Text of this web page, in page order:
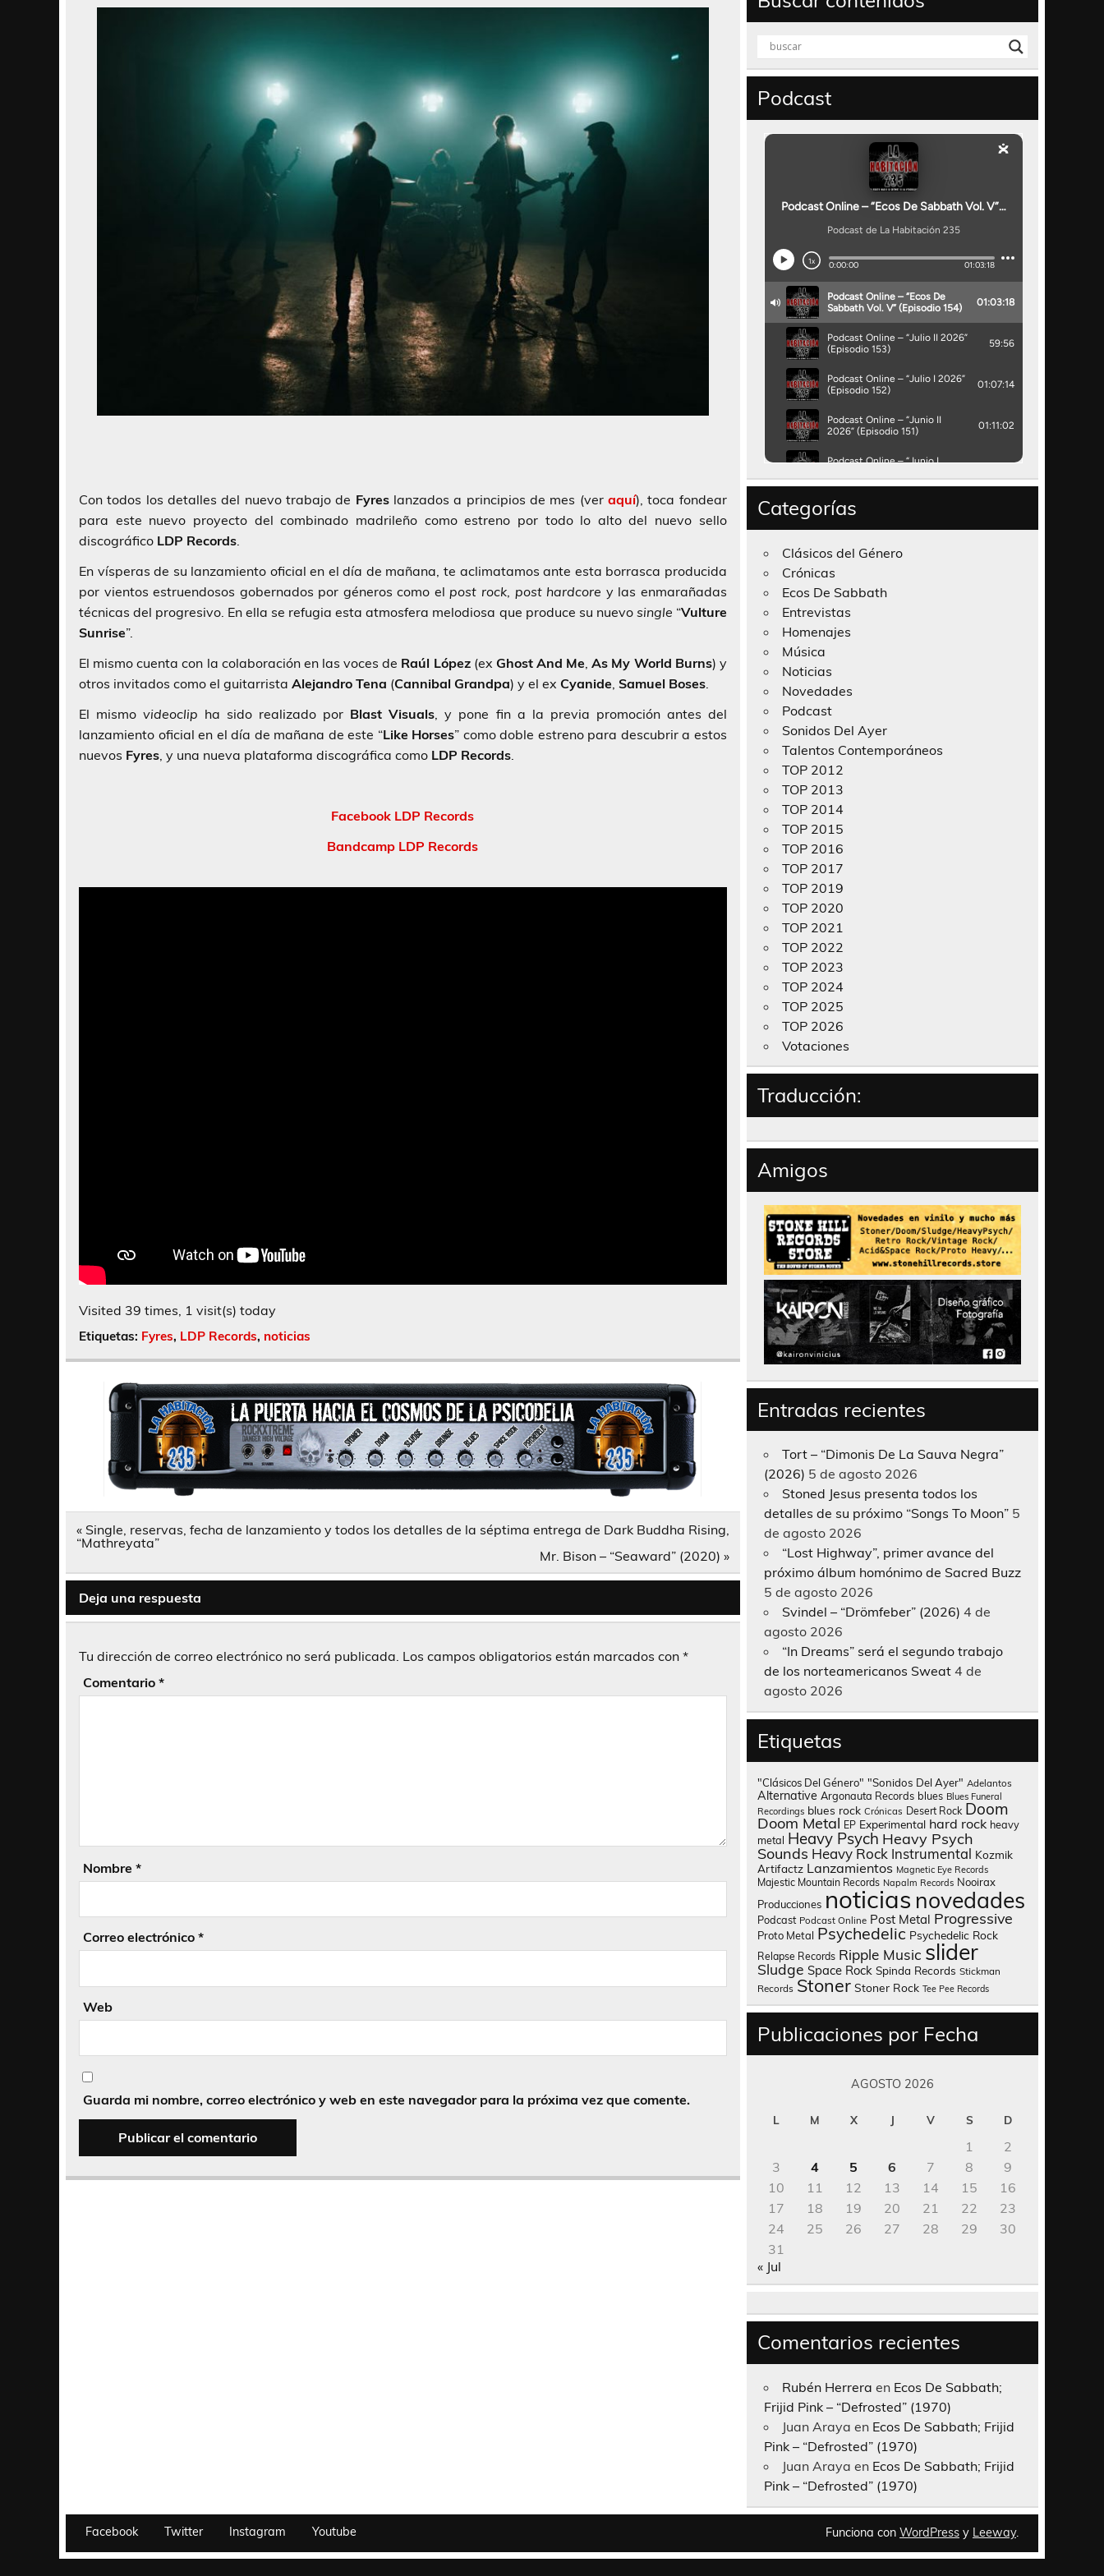
Con todos los detalles del nuevo trabajo de Fyreslanzados a principios de mes (veraquí), toca fondear
para este nuevo proyecto del combinado madrileño como estreno por todo lo alto del nuevo sello
discográfico LDP Records
En vísperas de su lanzamiento oficial en el día de mañana, te aclimatamos ante esta borrasca producida
por vientos estruendosos gobernados por géneros como el post rock post hardcore y las enmarañadas
técnicas del progresivo. En ella se refugia esta atmosfera melodiosa que produce su nuevo single “Vulture
Sunrise”.
El mismo cuenta con la colaboración en las voces de Raúl López(ex Ghost And Me ,As My World Burns) y
otros invitados como el guitarrista Alejandro Tena (Cannibal Grandpa) y el ex Cyanide Samuel Boses
El mismovideoclip ha sido realizado por Blast Visuals , y pone fin a la previa promoción antes del
lanzamiento oficial en el día de mañana de este “Like Horses” como doble estreno para descubrir a estos
nuevos Fyres , y una nueva plataforma discográfica como LDP Records
Facebook LDP Records
Bandcamp LDP Records
Visited 39 times, 1 visit(s) today
Etiquetas: Fyres, LDP Records, noticias
Navegación
de
entradas
« Single, reservas, fecha de lanzamiento y todos los detalles de la séptima entrega de Dark Buddha Rising,
“Mathreyata”
Mr. Bison – “Seaward” (2020) »
Deja una respuesta
Tu dirección de correo electrónico no será publicada. Los campos obligatorios están marcados con *
Comentario *
Nombre *
Correo electrónico *
Web
Guarda mi nombre, correo electrónico y web en este navegador para la próxima vez que comente.
Podcast
Categorías
Clásicos del Género
Crónicas
Ecos De Sabbath
Entrevistas
Homenajes
Música
Noticias
Novedades
Podcast
Sonidos Del Ayer
Talentos Contemporáneos
TOP 2012
TOP 2013
TOP 2014
TOP 2015
TOP 2016
TOP 2017
TOP 2019
TOP 2020
TOP 2021
TOP 2022
TOP 2023
TOP 2024
TOP 2025
TOP 2026
Votaciones
Traducción:
Amigos
Entradas recientes
Tort – “Dimonis De La Sauva Negra”
(2026) 5 de agosto 2026
Stoned Jesus presenta todos los
detalles de su próximo “Songs To Moon” 5
de agosto 2026
“Lost Highway”, primer avance del
próximo álbum homónimo de Sacred Buzz
5 de agosto 2026
Svindel – “Drömfeber” (2026) 4 de
agosto 2026
“In Dreams” será el segundo trabajo
de los norteamericanos Sweat 4 de
agosto 2026
Etiquetas
"Clásicos Del Género" "Sonidos Del Ayer" Adelantos
Alternative Argonauta Records blues Blues Funeral
Recordings blues rock Crónicas Desert Rock Doom
Doom Metal EP Experimental hard rock heavy
metal Heavy Psych Heavy Psych
Sounds Heavy Rock Instrumental Kozmik
Artifactz Lanzamientos Magnetic Eye Records
Majestic Mountain Records Napalm Records Nooirax
Producciones noticias novedades
Podcast Podcast Online Post Metal Progressive
Proto Metal Psychedelic Psychedelic Rock
Relapse Records Ripple Music slider
Sludge Space Rock Spinda Records Stickman
Records Stoner Stoner Rock Tee Pee Records
Publicaciones por Fecha
AGOSTO 2026
L M X J V S D
1
2
3
4 5 6 7 8
9
10
11 12 13 14 15
16
17
18 19 20 21 22
23
24
25 26 27 28 29
30
31
« Jul
Comentarios recientes
Rubén Herrera en Ecos De Sabbath;
Frijid Pink – “Defrosted” (1970)
Juan Araya en Ecos De Sabbath; Frijid
Pink – “Defrosted” (1970)
Juan Araya en Ecos De Sabbath; Frijid
Pink – “Defrosted” (1970)
Facebook Twitter Instagram Youtube Funciona con WordPress y Leeway.